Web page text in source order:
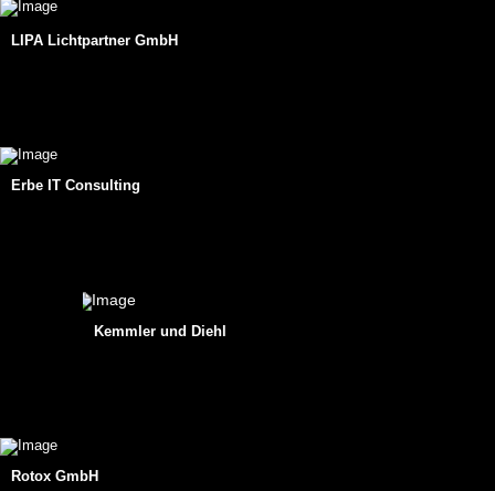
LIPA Lichtpartner GmbH
Erbe IT Consulting
Kemmler und Diehl
Rotox GmbH